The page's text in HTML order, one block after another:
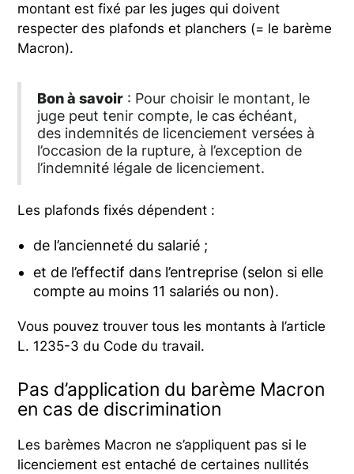
montant est fixé par les juges qui doivent
respecter des plafonds et planchers (= le barème
Macron).
Bon à savoir : Pour choisir le montant, le
juge peut tenir compte, le cas échéant,
des indemnités de licenciement versées à
l’occasion de la rupture, à l’exception de
l’indemnité légale de licenciement.
Les plafonds fixés dépendent :
de l’ancienneté du salarié ;
et de l’effectif dans l’entreprise (selon si elle
compte au moins 11 salariés ou non).
Vous pouvez trouver tous les montants à l’article
L. 1235-3 du Code du travail.
Pas d’application du barème Macron
en cas de discrimination
Les barèmes Macron ne s’appliquent pas si le
licenciement est entaché de certaines nullités